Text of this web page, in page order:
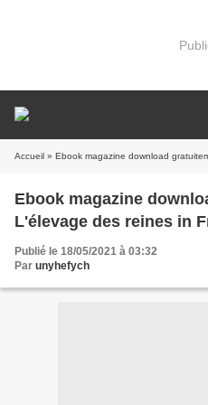
Accueil » Ebook magazine download
Ebook magazine
Publié le 18/05/2021 à 03:32
Par unyhefych